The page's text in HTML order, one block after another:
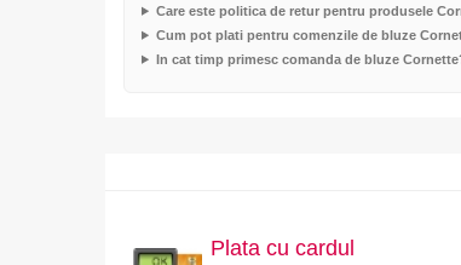
Care este politica de retur pentru produsele
Cum pot plati pentru comenzile de bluze
In cat timp primesc comanda de bluze
Plata cu cardul